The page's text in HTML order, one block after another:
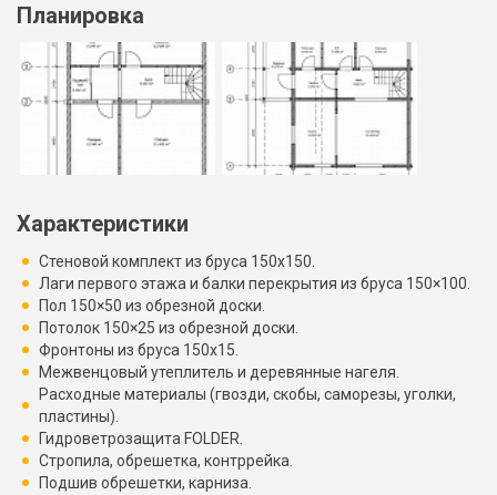
Планировка
Характеристики
Стеновой комплект из бруса 150х150.
Лаги первого этажа и балки перекрытия из бруса 150×100.
Пол 150×50 из обрезной доски.
Потолок 150×25 из обрезной доски.
Фронтоны из бруса 150х15.
Межвенцовый утеплитель и деревянные нагеля.
Расходные материалы (гвозди, скобы, саморезы, уголки,
пластины).
Гидроветрозащита FOLDER.
Стропила, обрешетка, контррейка.
Подшив обрешетки, карниза.